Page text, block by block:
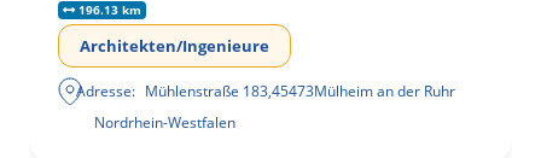
196.13 km
Architekten/Ingenieure
Adresse: Mühlenstraße 183,45473Mülheim an der Ruhr
Nordrhein-Westfalen